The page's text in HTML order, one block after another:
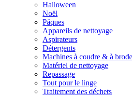
Halloween
Noël
Pâques
Appareils de nettoyage
Aspirateurs
Détergents
Machines à coudre & à
Matériel de nettoyage
Repassage
Tout pour le linge
Traitement des déchets